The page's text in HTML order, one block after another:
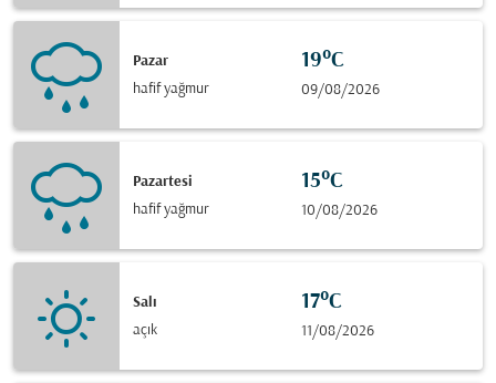
Pazar
hafif yağmur
19°C
09/08/2026
Pazartesi
hafif yağmur
15°C
10/08/2026
Salı
açık
17°C
11/08/2026